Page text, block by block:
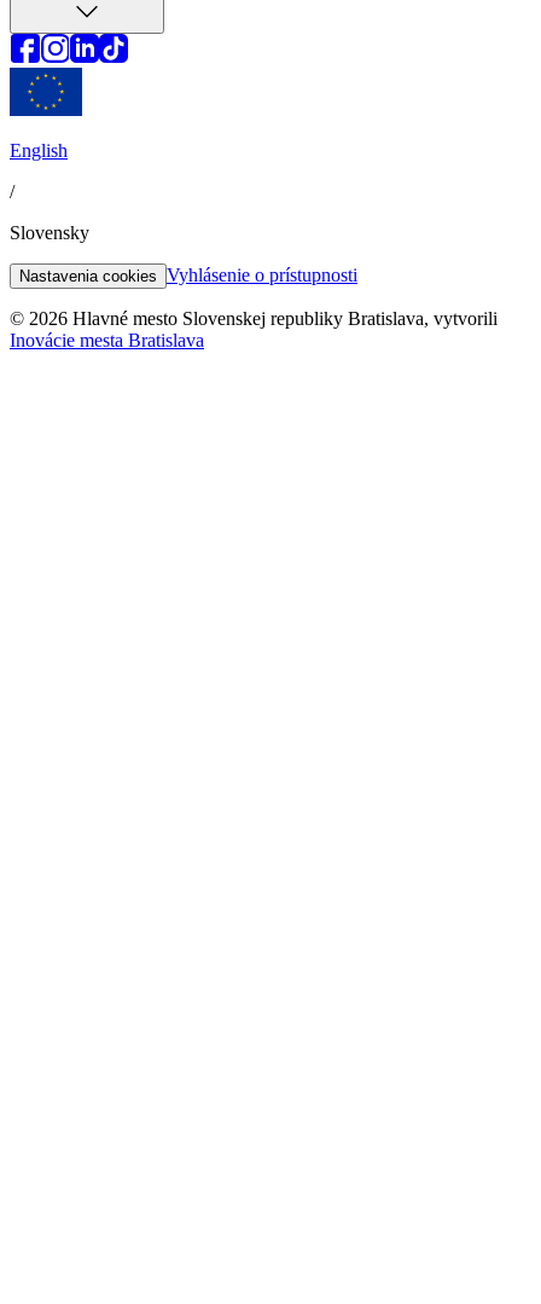
English
/
Slovensky
Nastavenia cookies Vyhlásenie o prístupnosti
© 2026 Hlavné mesto Slovenskej republiky Bratislava, vytvorili
Inovácie mesta Bratislava